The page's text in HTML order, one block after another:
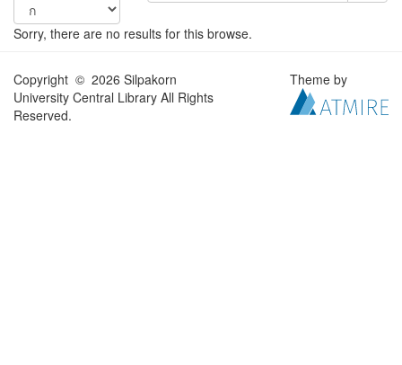
Sorry, there are no results for this browse.
Copyright © 2026 Silpakorn
University Central Library All Rights
Reserved.
Theme by